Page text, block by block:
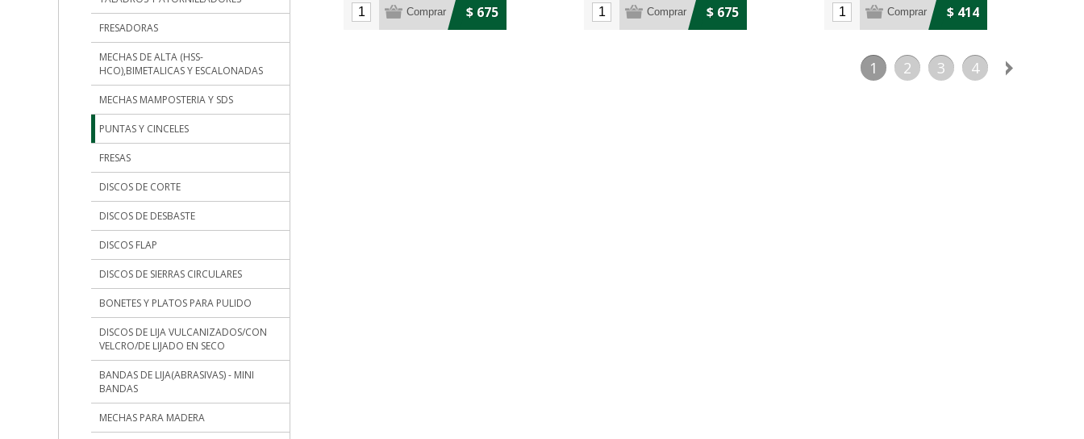
$ 675 $ 675 $ 414
1 2 3 4
FRESADORAS
MECHAS DE ALTA (HSS-
HCO),BIMETALICAS Y ESCALONADAS
MECHAS MAMPOSTERIA Y SDS
PUNTAS Y CINCELES
FRESAS
DISCOS DE CORTE
DISCOS DE DESBASTE
DISCOS FLAP
DISCOS DE SIERRAS CIRCULARES
BONETES Y PLATOS PARA PULIDO
DISCOS DE LIJA VULCANIZADOS/CON
VELCRO/DE LIJADO EN SECO
BANDAS DE LIJA(ABRASIVAS) - MINI
BANDAS
MECHAS PARA MADERA